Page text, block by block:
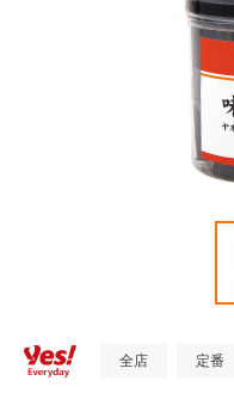
全店 定番